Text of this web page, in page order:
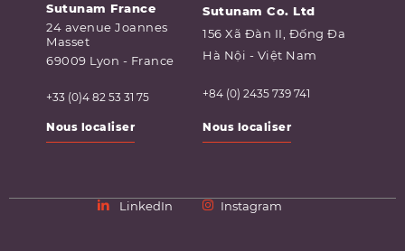
Sutunam France
24 avenue Joannes
Masset
69009 Lyon - France
+33 (0)4 82 53 31 75
Nous localiser
Sutunam Co. Ltd
156 Xã Đàn II, Đống Đa
Hà Nội - Việt Nam
+84 (0) 2435 739 741
Nous localiser
LinkedIn Instagram